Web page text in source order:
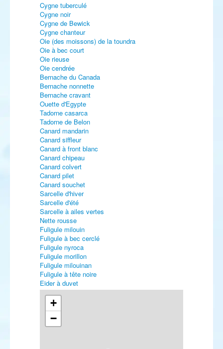
Cygne tuberculé
Cygne noir
Cygne de Bewick
Cygne chanteur
Oie (des moissons) de la toundra
Oie à bec court
Oie rieuse
Oie cendrée
Bernache du Canada
Bernache nonnette
Bernache cravant
Ouette d'Egypte
Tadorne casarca
Tadorne de Belon
Canard mandarin
Canard siffleur
Canard à front blanc
Canard chipeau
Canard colvert
Canard pilet
Canard souchet
Sarcelle d'hiver
Sarcelle d'été
Sarcelle à ailes vertes
Nette rousse
Fuligule milouin
Fuligule à bec cerclé
Fuligule nyroca
Fuligule morillon
Fuligule milouinan
Fuligule à tête noire
Eider à duvet
Eider à tête grise
Harelde boréale
Macreuse noire
Macreuse brune
Garrot à œil d'or
+
−